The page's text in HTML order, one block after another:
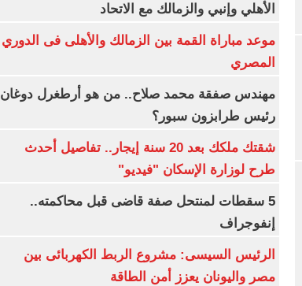
الأهلي وإنبي والزمالك مع الاتحاد
موعد مباراة القمة بين الزمالك والأهلى فى الدوري
المصري
مهندس صفقة محمد صلاح.. من هو أرطغرل دوغان
رئيس طرابزون سبور؟
شقتك ملكك بعد 20 سنة إيجار.. تفاصيل أحدث
طرح لوزارة الإسكان "فيديو"
5 سقطات لمنتحل صفة قاضى قبل محاكمته..
إنفوجراف
الرئيس السيسى: مشروع الربط الكهربائى بين
مصر واليونان يعزز أمن الطاقة